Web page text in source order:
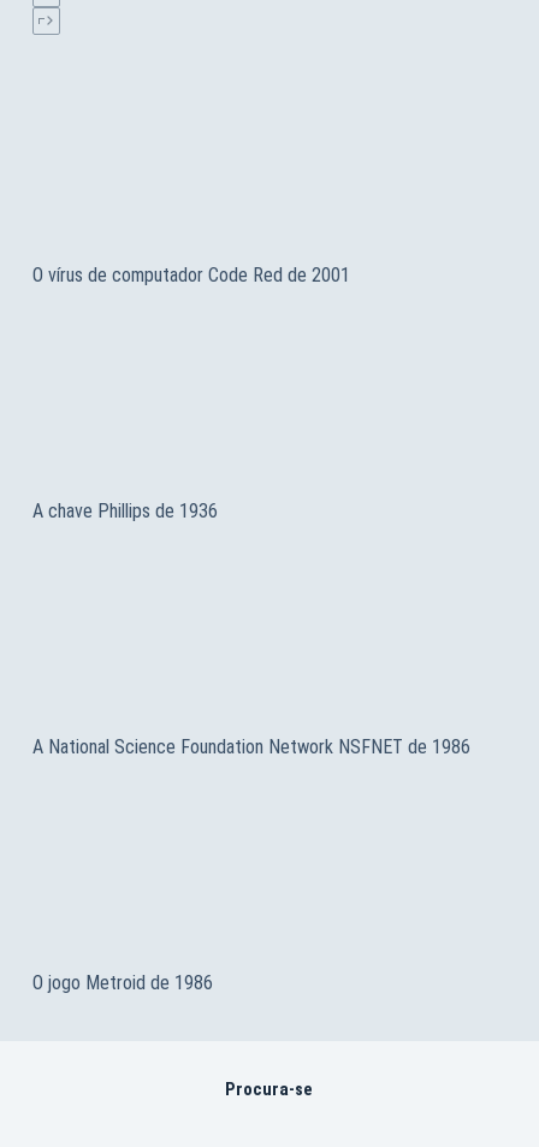
O vírus de computador Code Red de 2001
A chave Phillips de 1936
A National Science Foundation Network NSFNET de 1986
O jogo Metroid de 1986
Procura-se